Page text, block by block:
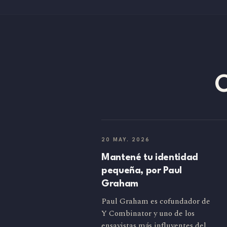
20 MAY. 2026
Mantené tu identidad
pequeña, por Paul
Graham
Paul Graham es cofundador de
Y Combinator y uno de los